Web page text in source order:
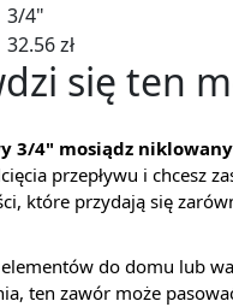
3/4"
32.56 zł
się ten
3/4" mosiądz niklowany
przepływu i chcesz
które przydają się
do domu lub
ten zawór może